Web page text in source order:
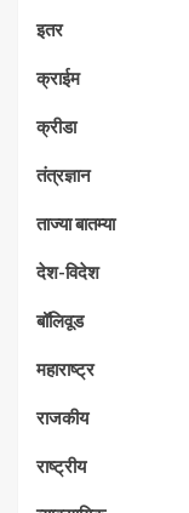
इतर
क्राईम
क्रीडा
तंत्रज्ञान
ताज्या बातम्या
देश-विदेश
बॉलिवूड
महाराष्ट्र
राजकीय
राष्ट्रीय